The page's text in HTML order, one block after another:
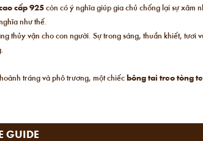
cấp 925còn có ý nghĩa giúp gia chủ chống lại sự xâm
như thế.
thủy vận cho con người. Sự trong sáng, thuần khiết,
tráng và phô trương, một chiếcbông tai treo tòng
GUIDE